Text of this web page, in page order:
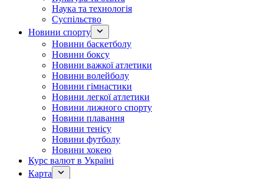
Наука та технологія
Суспільство
Новини спорту
Новини баскетболу
Новини боксу
Новини важкої атлетики
Новини волейболу
Новини гімнастики
Новини легкої атлетики
Новини лижного спорту
Новини плавання
Новини тенісу
Новини футболу
Новини хокею
Курс валют в Україні
Карта